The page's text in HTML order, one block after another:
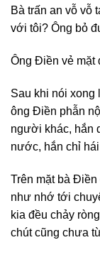
Bà trấn an vỗ vỗ
với tôi? Ông bỏ
Ông Điền vẻ mặt
Sau khi nói xong
ông Điền phẫn
người khác, hắn
nước, hắn chỉ hái
Trên mặt bà
như nhớ tới
kia đều chảy
chút cũng chưa